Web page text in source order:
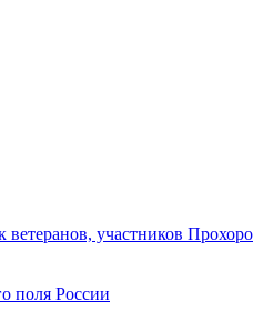
ветеранов, участников
поля России